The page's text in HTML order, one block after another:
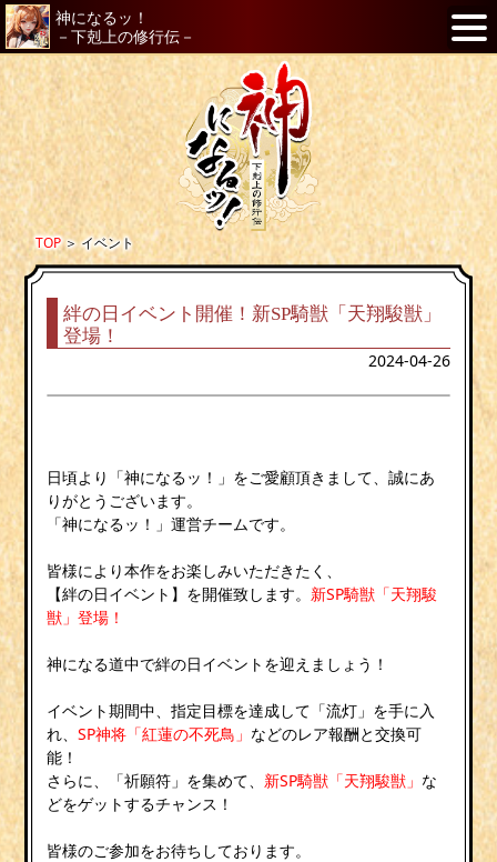
神になるッ！
－下剋上の修行伝－
TOP＞イベント
絆の日イベント開催！新SP騎獣「天翔駿獣」
登場！
2024-04-26
日頃より「神になるッ！」をご愛顧頂きまして、誠にあ
りがとうございます。
「神になるッ！」運営チームです。
皆様により本作をお楽しみいただきたく、
【絆の日イベント】を開催致します。 新SP騎獣「天翔駿
獣」登場！
神になる道中で絆の日イベントを迎えましょう！
イベント期間中、指定目標を達成して「流灯」を手に入
れ、SP神将「紅蓮の不死鳥」 などのレア報酬と交換可
能！
さらに、「祈願符」を集めて、 新SP騎獣「天翔駿獣」 な
どをゲットするチャンス！
皆様のご参加をお待ちしております。